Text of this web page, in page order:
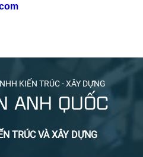
KIẾN TRÚC - XÂY DỰNG
ANH QUỐC
TRÚC VÀ XÂY DỰNG